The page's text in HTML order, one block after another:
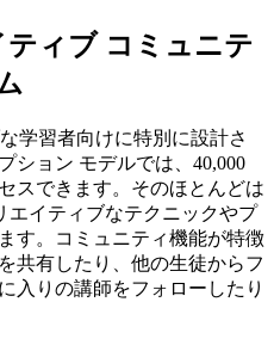
ィブ コミュニテ
学習者向けに特別に設計さ
ション モデルでは、40,000
スできます。そのほとんどは
エイティブなテクニックやプ
す。コミュニティ機能が特徴
共有したり、他の生徒からフ
入りの講師をフォローしたり